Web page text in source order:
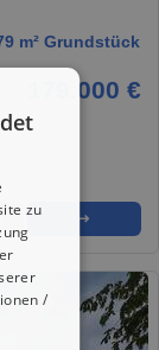
m² Grundstück
179.000 €
➜
zu
/